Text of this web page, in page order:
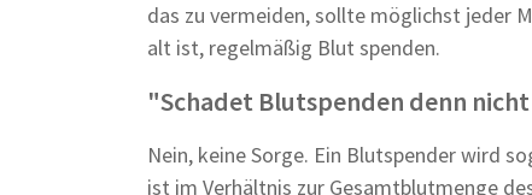
das zu vermeiden, sollte möglichst jeder
alt ist, regelmäßig Blut spenden.
"Schadet Blutspenden denn
Nein, keine Sorge. Ein Blutspender wird
ist im Verhältnis zur Gesamtblutmenge